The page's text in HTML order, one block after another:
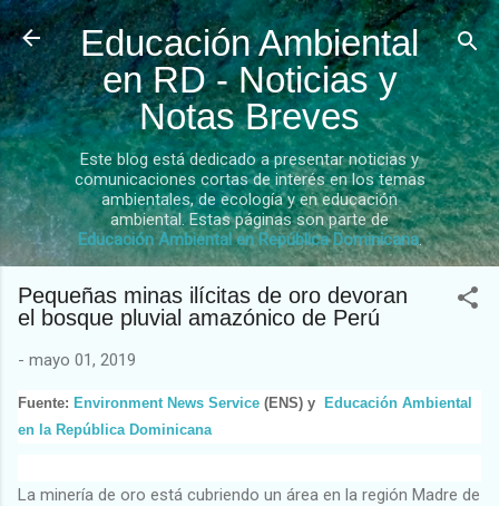
Ir al contenido principal
Educación Ambiental
en RD - Noticias y
Notas Breves
Este blog está dedicado a presentar noticias y
comunicaciones cortas de interés en los temas
ambientales, de ecología y en educación
ambiental. Estas páginas son parte de
Educación Ambiental en República Dominicana.
Pequeñas minas ilícitas de oro devoran
el bosque pluvial amazónico de Perú
- mayo 01, 2019
Fuente: Environment News Service (ENS) y Educación Ambiental
en la República Dominicana
La minería de oro está cubriendo un área en la región Madre de